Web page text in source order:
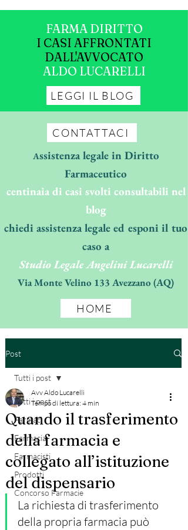
FARMA DIRITTO
I CASI AFFRONTATI
DALL'AVVOCATO
ALDO LUCARELLI
LEGGI IL BLOG
CONTATTACI
Assistenza legale in Diritto
Farmaceutico
centinaia di casi svolti consultabili nel
blog
chiedi assistenza legale ed esponi il tuo
caso a
Studio Legale Angelini Lucarelli
Via Monte Velino 133 Avezzano (AQ)
HOME
Post
Tutti i post
Farmaci
Farmacia
Farmacisti
Prodotti
Concorso Farmacie
Tutti i post
Quando il trasferimento
della farmacia e
collegato all’istituzione
del dispensario
Avv Aldo Lucarelli
Tempo di lettura: 4 min
La richiesta di trasferimento
della propria farmacia può